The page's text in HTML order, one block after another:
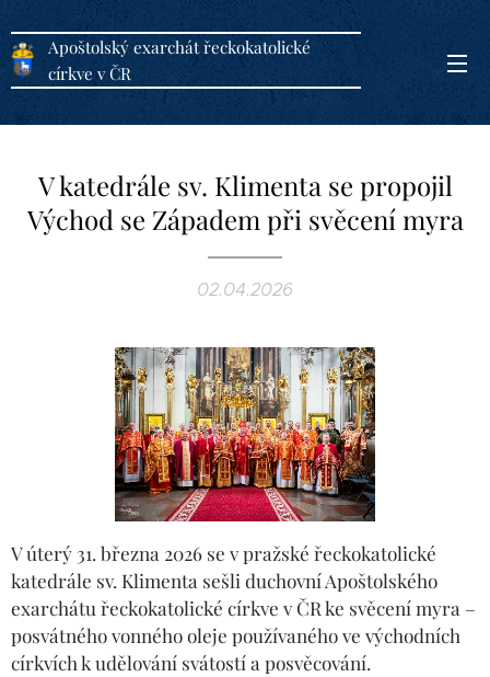
Apoštolský exarchát řeckokatolické
církve v ČR
V katedrále sv. Klimenta se propojil
Východ se Západem při svěcení myra
02.04.2026
V úterý 31. března 2026 se v pražské řeckokatolické
katedrále sv. Klimenta sešli duchovní Apoštolského
exarchátu řeckokatolické církve v ČR ke svěcení myra –
posvátného vonného oleje používaného ve východních
církvích k udělování svátostí a posvěcování.